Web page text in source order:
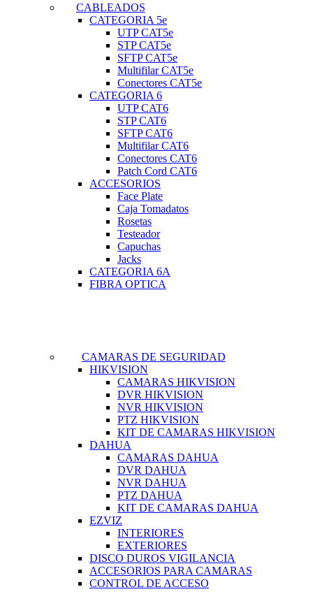
CABLEADOS
CATEGORIA 5e
UTP CAT5e
STP CAT5e
SFTP CAT5e
Multifilar CAT5e
Conectores CAT5e
CATEGORIA 6
UTP CAT6
STP CAT6
SFTP CAT6
Multifilar CAT6
Conectores CAT6
Patch Cord CAT6
ACCESORIOS
Face Plate
Caja Tomadatos
Rosetas
Testeador
Capuchas
Jacks
CATEGORIA 6A
FIBRA OPTICA
CAMARAS DE SEGURIDAD
HIKVISION
CAMARAS HIKVISION
DVR HIKVISION
NVR HIKVISION
PTZ HIKVISION
KIT DE CAMARAS HIKVISION
DAHUA
CAMARAS DAHUA
DVR DAHUA
NVR DAHUA
PTZ DAHUA
KIT DE CAMARAS DAHUA
EZVIZ
INTERIORES
EXTERIORES
DISCO DUROS VIGILANCIA
ACCESORIOS PARA CAMARAS
CONTROL DE ACCESO